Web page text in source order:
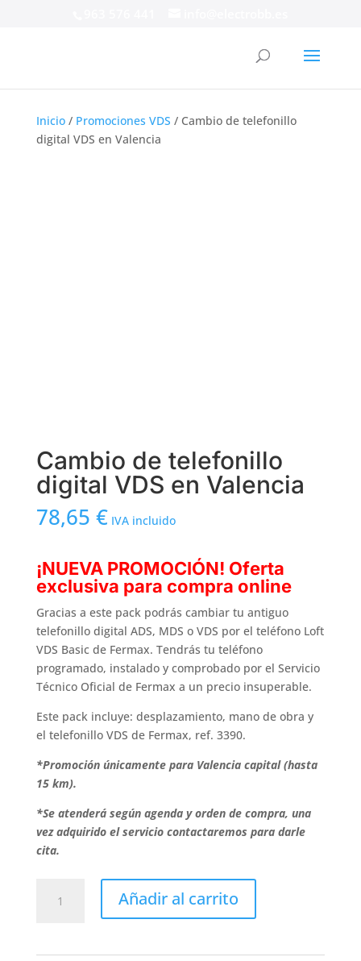
Inicio/ Promociones VDS / Cambio de telefonillo
digital VDS en Valencia
Cambio de telefonillo
digital VDS en Valencia
78,65 € IVA incluido
¡NUEVA PROMOCIÓN! Oferta
exclusiva para compra online
Gracias a este pack podrás cambiar tu antiguo
telefonillo digital ADS, MDS o VDS por el teléfono Loft
VDS Basic de Fermax. Tendrás tu teléfono
programado, instalado y comprobado por el Servicio
Técnico Oficial de Fermax a un precio insuperable.
Este pack incluye: desplazamiento, mano de obra y
el telefonillo VDS de Fermax, ref. 3390.
*Promoción únicamente para Valencia capital (hasta
15 km).
*Se atenderá según agenda y orden de compra, una
vez adquirido el servicio contactaremos para darle
cita.
Añadir al carrito